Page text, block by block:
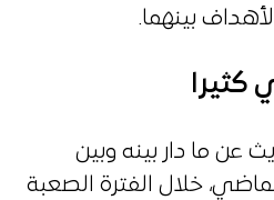
بينهما.
عن ما دار بينه وبين
خلال الفترة الصعبة